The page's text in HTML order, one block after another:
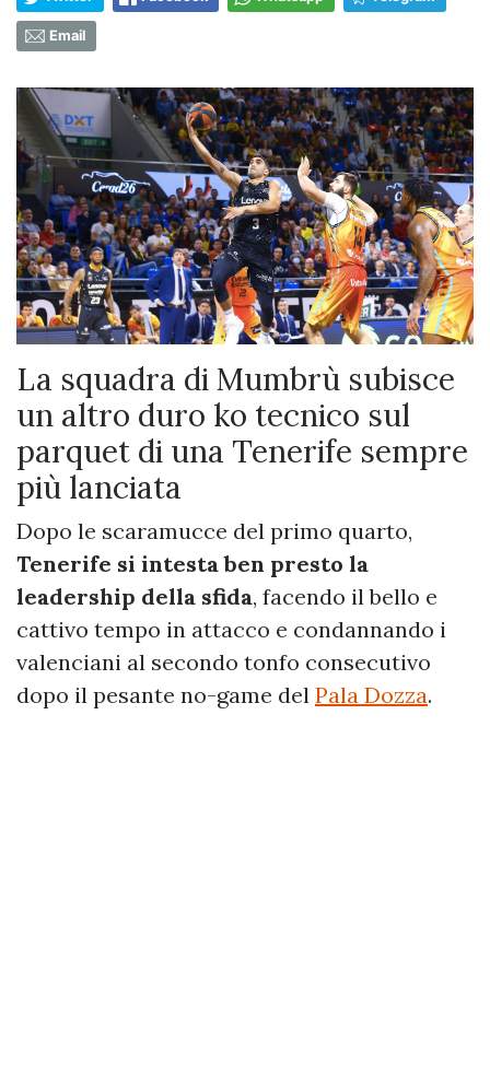
Email
La squadra di Mumbrù subisce
un altro duro ko tecnico sul
parquet di una Tenerife sempre
più lanciata
Dopo le scaramucce del primo quarto,
Tenerife si intesta ben presto la
leadership della sfida, facendo il bello e
cattivo tempo in attacco e condannando i
valenciani al secondo tonfo consecutivo
dopo il pesante no-game del Pala Dozza.